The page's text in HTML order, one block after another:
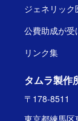
ジェネリック
公費助成が受
リンク集
タムラ製作
〒178-8511
東京都練馬